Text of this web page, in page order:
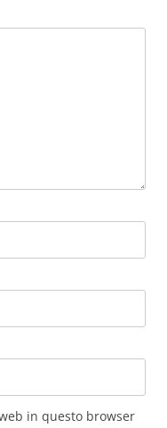
in questo browser